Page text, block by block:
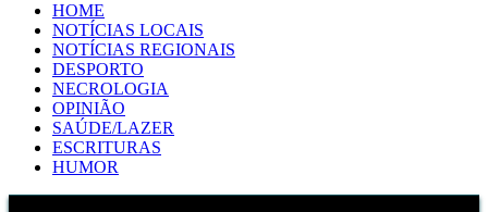
HOME
NOTÍCIAS LOCAIS
NOTÍCIAS REGIONAIS
DESPORTO
NECROLOGIA
OPINIÃO
SAÚDE/LAZER
ESCRITURAS
HUMOR